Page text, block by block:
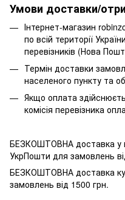
Умови доставки/
Інтернет-магазин
по всій території
перевізників (Нова
Термін доставки
населеного пункту та
Якщо оплата
комісія перевізника
БЕЗКОШТОВНА доставка у
УкрПошти для замовлень
БЕЗКОШТОВНА доставка
замовлень від 1500 грн.